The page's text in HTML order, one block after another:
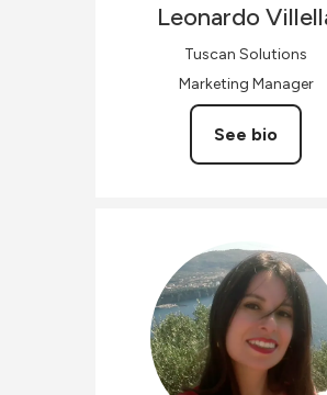
Leonardo
Tuscan Solutions
Marketing Manager
See bio